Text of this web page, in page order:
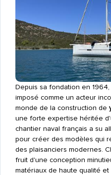
Depuis sa fondation en 1964,
imposé comme un acteur
monde de la construction de
une forte expertise héritée
chantier naval français a su
pour créer des modèles qui
des plaisanciers modernes.
fruit d'une conception
matériaux de haute qualité